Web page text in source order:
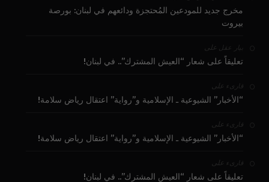
مخرج جديد للمودعين المُحتجزة ودائعهم في لبنان: بورصة
بيروت
بيار عقل على
تعليقاً على شعار “العيش المشترك”.. في لبنان!
قارىء على
“الأخبار” الشيوعية ـ الإسلامية و”رواية” اعتقال رياض سلامة!
قارىء على
“الأخبار” الشيوعية ـ الإسلامية و”رواية” اعتقال رياض سلامة!
قارىء على
تعليقاً على شعار “العيش المشترك”.. في لبنان!